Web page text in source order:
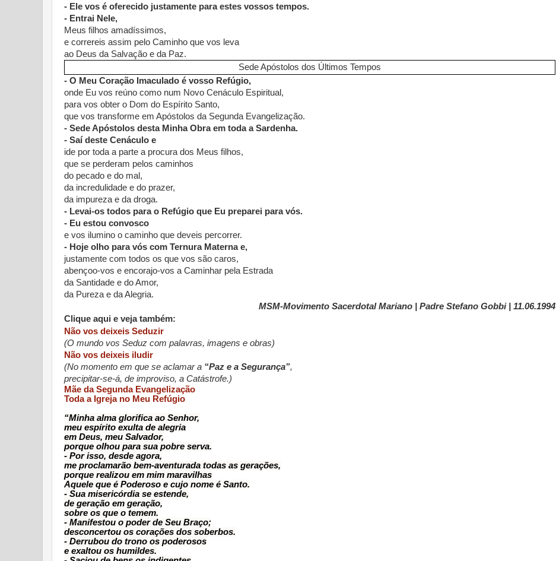
- Ele vos é oferecido justamente para estes vossos tempos.
- Entrai Nele,
Meus filhos amadíssimos,
e correreis assim pelo Caminho que vos leva
ao Deus da Salvação e da Paz.
Sede Apóstolos dos Últimos Tempos
- O Meu Coração Imaculado é vosso Refúgio,
onde Eu vos reúno como num Novo Cenáculo Espiritual,
para vos obter o Dom do Espírito Santo,
que vos transforme em Apóstolos da Segunda Evangelização.
- Sede Apóstolos desta Minha Obra em toda a Sardenha.
- Saí deste Cenáculo e
ide por toda a parte a procura dos Meus filhos,
que se perderam pelos caminhos
do pecado e do mal,
da incredulidade e do prazer,
da impureza e da droga.
- Levai-os todos para o Refúgio que Eu preparei para vós.
- Eu estou convosco
e vos ilumino o caminho que deveis percorrer.
- Hoje olho para vós com Ternura Materna e,
justamente com todos os que vos são caros,
abençoo-vos e encorajo-vos a Caminhar pela Estrada
da Santidade e do Amor,
da Pureza e da Alegria.
MSM-Movimento Sacerdotal Mariano | Padre Stefano Gobbi | 11.06.1994
Clique aqui e veja também:
Não vos deixeis Seduzir
(O mundo vos Seduz com palavras, imagens e obras)
Não vos deixeis iludir
(No momento em que se aclamar a “Paz e a Segurança”,
precipitar-se-á, de improviso, a Catástrofe.)
Mãe da Segunda Evangelização
Toda a Igreja no Meu Refúgio
“Minha alma glorifica ao Senhor,
meu espírito exulta de alegria
em Deus, meu Salvador,
porque olhou para sua pobre serva.
- Por isso, desde agora,
me proclamarão bem-aventurada todas as gerações,
porque realizou em mim maravilhas
Aquele que é Poderoso e cujo nome é Santo.
- Sua misericórdia se estende,
de geração em geração,
sobre os que o temem.
- Manifestou o poder de Seu Braço;
desconcertou os corações dos soberbos.
- Derrubou do trono os poderosos
e exaltou os humildes.